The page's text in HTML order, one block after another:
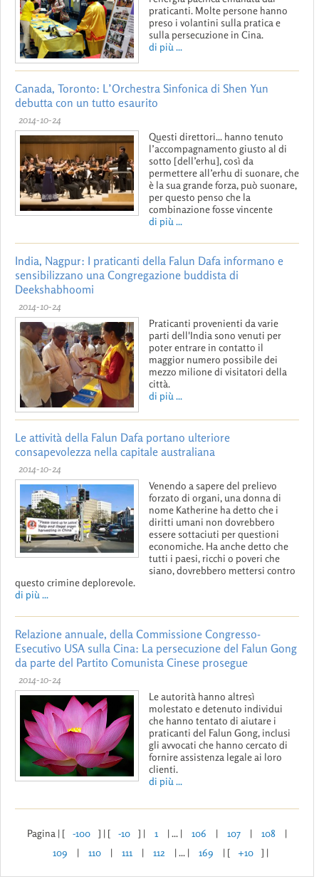
praticanti. Molte persone hanno
preso i volantini sulla pratica e
sulla persecuzione in Cina.
di più ...
Canada, Toronto: L’Orchestra Sinfonica di Shen Yun
debutta con un tutto esaurito
2014-10-24
Questi direttori... hanno tenuto
l’accompagnamento giusto al di
sotto [dell’erhu], così da
permettere all’erhu di suonare, che
è la sua grande forza, può suonare,
per questo penso che la
combinazione fosse vincente
di più ...
India, Nagpur: I praticanti della Falun Dafa informano e
sensibilizzano una Congregazione buddista di
Deekshabhoomi
2014-10-24
Praticanti provenienti da varie
parti dell'India sono venuti per
poter entrare in contatto il
maggior numero possibile dei
mezzo milione di visitatori della
città.
di più ...
Le attività della Falun Dafa portano ulteriore
consapevolezza nella capitale australiana
2014-10-24
Venendo a sapere del prelievo
forzato di organi, una donna di
nome Katherine ha detto che i
diritti umani non dovrebbero
essere sottaciuti per questioni
economiche. Ha anche detto che
tutti i paesi, ricchi o poveri che
siano, dovrebbero mettersi contro
questo crimine deplorevole.
di più ...
Relazione annuale, della Commissione Congresso-
Esecutivo USA sulla Cina: La persecuzione del Falun Gong
da parte del Partito Comunista Cinese prosegue
2014-10-24
Le autorità hanno altresì
molestato e detenuto individui
che hanno tentato di aiutare i
praticanti del Falun Gong, inclusi
gli avvocati che hanno cercato di
fornire assistenza legale ai loro
clienti.
di più ...
Pagina | [ -100 ] | [ -10 ] | 1 | ... | 106 | 107 | 108
|
109
| 110 | 111 | 112 | ... | 169 | [ +10 ] |